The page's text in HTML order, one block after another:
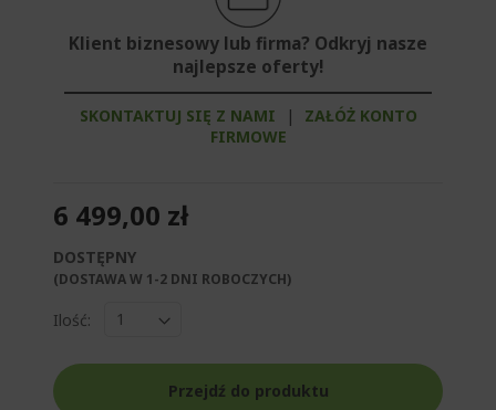
Klient biznesowy lub firma? Odkryj nasze
najlepsze oferty!
SKONTAKTUJ SIĘ Z NAMI |
ZAŁÓŻ KONTO
FIRMOWE
6 499,00 zł
DOSTĘPNY
(DOSTAWA W 1-2 DNI ROBOCZYCH)​
Ilość:
Przejdź do produktu